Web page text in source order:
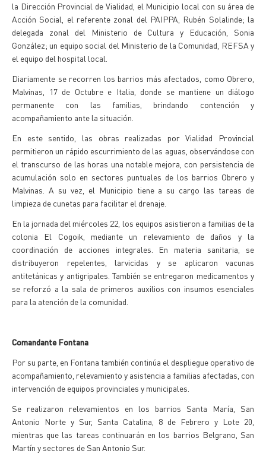
la Dirección Provincial de Vialidad, el Municipio local con su área de
Acción Social, el referente zonal del PAIPPA, Rubén Solalinde; la
delegada zonal del Ministerio de Cultura y Educación, Sonia
González; un equipo social del Ministerio de la Comunidad, REFSA y
el equipo del hospital local.
Diariamente se recorren los barrios más afectados, como Obrero,
Malvinas, 17 de Octubre e Italia, donde se mantiene un diálogo
permanente con las familias, brindando contención y
acompañamiento ante la situación.
En este sentido, las obras realizadas por Vialidad Provincial
permitieron un rápido escurrimiento de las aguas, observándose con
el transcurso de las horas una notable mejora, con persistencia de
acumulación solo en sectores puntuales de los barrios Obrero y
Malvinas. A su vez, el Municipio tiene a su cargo las tareas de
limpieza de cunetas para facilitar el drenaje.
En la jornada del miércoles 22, los equipos asistieron a familias de la
colonia El Cogoik, mediante un relevamiento de daños y la
coordinación de acciones integrales. En materia sanitaria, se
distribuyeron repelentes, larvicidas y se aplicaron vacunas
antitetánicas y antigripales. También se entregaron medicamentos y
se reforzó a la sala de primeros auxilios con insumos esenciales
para la atención de la comunidad.
Comandante Fontana
Por su parte, en Fontana también continúa el despliegue operativo de
acompañamiento, relevamiento y asistencia a familias afectadas, con
intervención de equipos provinciales y municipales.
Se realizaron relevamientos en los barrios Santa María, San
Antonio Norte y Sur, Santa Catalina, 8 de Febrero y Lote 20,
mientras que las tareas continuarán en los barrios Belgrano, San
Martín y sectores de San Antonio Sur.